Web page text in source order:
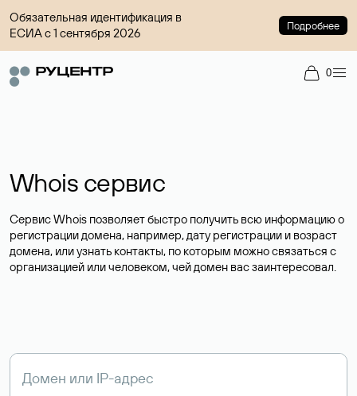
Обязательная идентификация в
ЕСИА с 1 сентября 2026
Подробнее
0
Whois сервис
Сервис Whois позволяет быстро получить всю информацию о
регистрации домена, например, дату регистрации и возраст
домена, или узнать контакты, по которым можно связаться с
организацией или человеком, чей домен вас заинтересовал.